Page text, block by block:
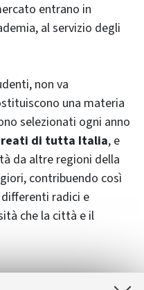
entrano in
al servizio degli
non va
una materia
selezionati ogni anno
di tutta Italia, e
da altre regioni della
contribuendo così
radici e
che la città e il